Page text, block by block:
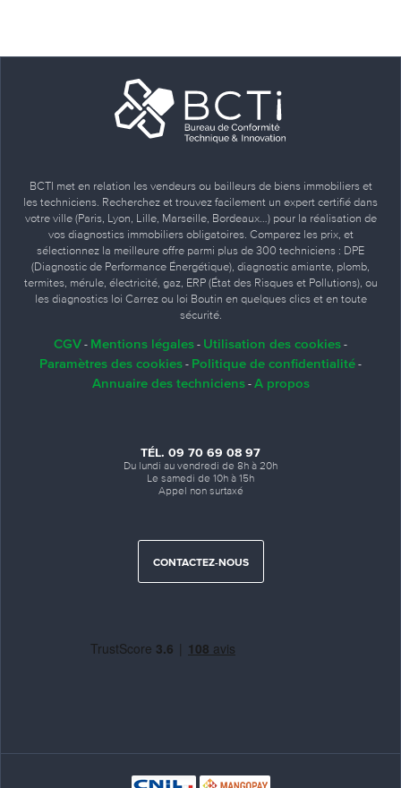
BCTI met en relation les vendeurs ou bailleurs de biens immobiliers et
les techniciens. Recherchez et trouvez facilement un expert certifié dans
votre ville (Paris, Lyon, Lille, Marseille, Bordeaux…) pour la réalisation de
vos diagnostics immobiliers obligatoires. Comparez les prix, et
sélectionnez la meilleure offre parmi plus de 300 techniciens : DPE
(Diagnostic de Performance Énergétique), diagnostic amiante, plomb,
termites, mérule, électricité, gaz, ERP (État des Risques et Pollutions), ou
les diagnostics loi Carrez ou loi Boutin en quelques clics et en toute
sécurité.
CGV - Mentions légales - Utilisation des cookies -
Paramètres des cookies - Politique de confidentialité -
Annuaire des techniciens- A propos
TÉL. 09 70 69 08 97
Du lundi au vendredi de 8h à 20h
Le samedi de 10h à 15h
Appel non surtaxé
CONTACTEZ-NOUS